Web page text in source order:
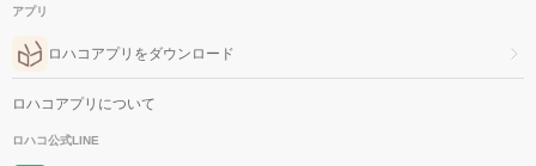
アプリ
ロハコアプリをダウンロード
ロハコアプリについて
ロハコ公式LINE